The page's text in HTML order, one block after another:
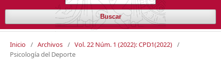
Buscar
Inicio / Archivos / Vol. 22 Núm. 1 (2022): CPD1(2022) /
Psicología del Deporte